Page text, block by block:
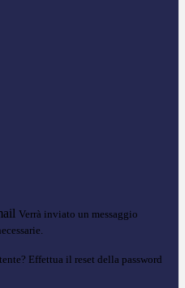
Verrà inviato un messaggio
Effettua il reset della password